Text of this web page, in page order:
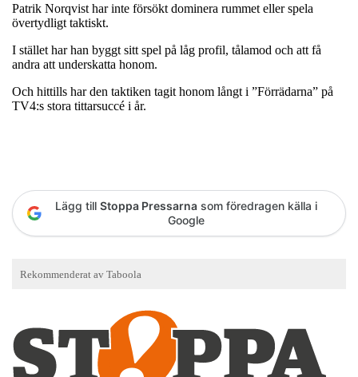
Patrik Norqvist har inte försökt dominera rummet eller spela
övertydligt taktiskt.
I stället har han byggt sitt spel på låg profil, tålamod och att få
andra att underskatta honom.
Och hittills har den taktiken tagit honom långt i ”Förrädarna” på
TV4:s stora tittarsuccé i år.
Lägg till Stoppa Pressarna som föredragen källa i
Google